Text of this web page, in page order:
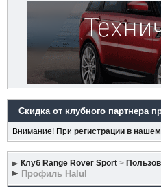
Скидка от клубного партнера
Внимание! При регистрации в
Клуб Range Rover Sport >
Профиль Halul